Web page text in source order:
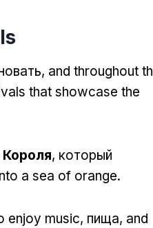
and throughout
that showcase the
, который
a sea of orange.
enjoy music, пища, and